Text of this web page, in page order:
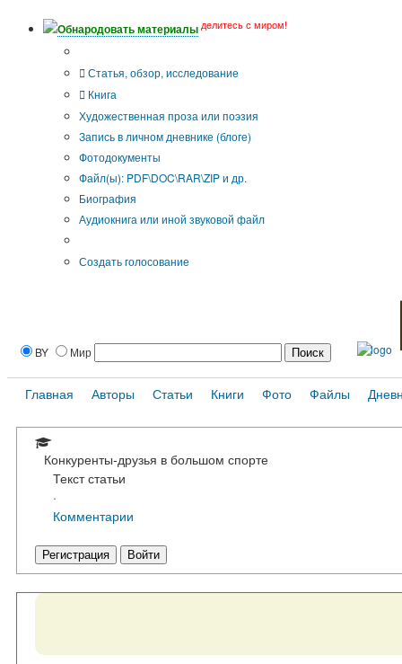
Обнародовать материалы делитесь с миром!
Статья, обзор, исследование
Книга
Художественная проза или поэзия
Запись в личном дневнике (блоге)
Фотодокументы
Файл(ы): PDF\DOC\RAR\ZIP и др.
Биография
Аудиокнига или иной звуковой файл
Создать голосование
BY Мир
Главная Авторы Статьи Книги Фото Файлы
Конкуренты-друзья в большом спорте
Текст статьи
·
Комментарии
Регистрация Войти